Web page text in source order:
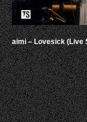
aimi – Lovesick (Live